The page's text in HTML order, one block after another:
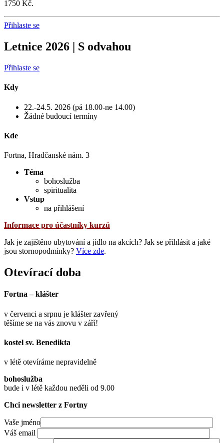
1750 Kč.
Přihlaste se
Letnice 2026 | S odvahou
Přihlaste se
Kdy
22.-24.5. 2026 (pá 18.00-ne 14.00)
Žádné budoucí termíny
Kde
Fortna, Hradčanské nám. 3
Téma
bohoslužba
spiritualita
Vstup
na přihlášení
Informace pro účastníky kurzů
Jak je zajištěno ubytování a jídlo na akcích? Jak se přihlásit a jaké
jsou stornopodmínky? Více zde.
Otevírací doba
Fortna – klášter
v červenci a srpnu je klášter zavřený
těšíme se na vás znovu v září!
kostel sv. Benedikta
v létě otevíráme nepravidelně
bohoslužba
bude i v létě každou neděli od 9.00
Chci newsletter z Fortny
Vaše jméno
Váš email